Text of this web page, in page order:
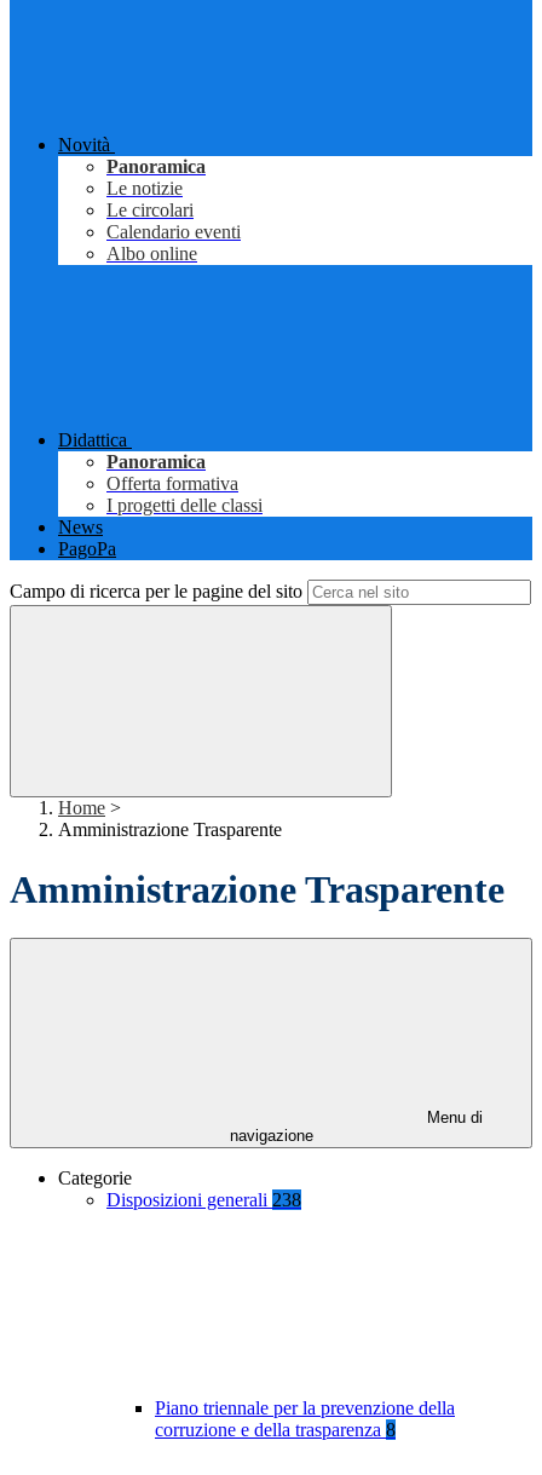
Novità
Panoramica
Le notizie
Le circolari
Calendario eventi
Albo online
Didattica
Panoramica
Offerta formativa
I progetti delle classi
News
PagoPa
Campo di ricerca per le pagine del sito
Home >
Amministrazione Trasparente
Amministrazione Trasparente
Menu di
navigazione
Categorie
Disposizioni generali 238
Piano triennale per la prevenzione della
corruzione e della trasparenza 8